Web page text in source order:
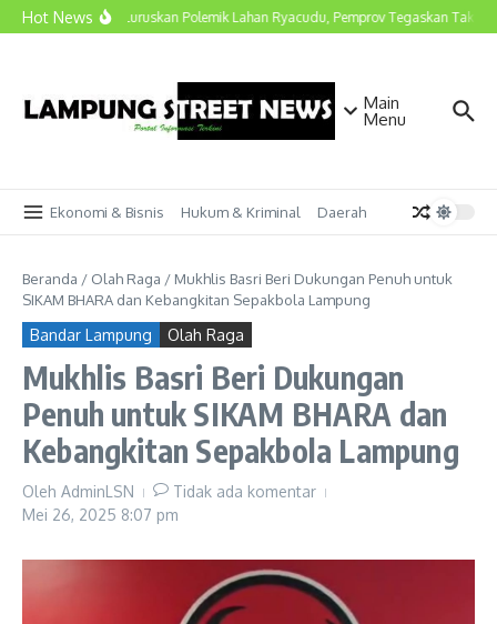
Lewati ke konten
Hot NewsMarindo Luruskan Polemik Lahan Ryacudu, Pemprov Tegaskan Tak
Main
Menu
Ekonomi & Bisnis Hukum & Kriminal Daerah
Beranda / Olah Raga / Mukhlis Basri Beri Dukungan Penuh untuk
SIKAM BHARA dan Kebangkitan Sepakbola Lampung
Bandar Lampung Olah Raga
Mukhlis Basri Beri Dukungan
Penuh untuk SIKAM BHARA dan
Kebangkitan Sepakbola Lampung
Oleh AdminLSN
Tidak ada komentar
Mei 26, 2025 8:07 pm